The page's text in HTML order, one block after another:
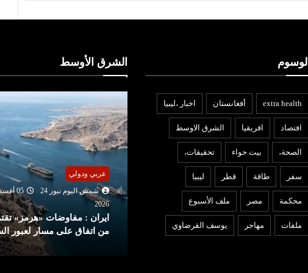
الوسوم
extra health أفغانستان اخبار ،ليبيا
افتصاد افريقيا الشرق الاوسط
الصحة، بيت حواء تحقيقات،
سفر طاقة قطر ليبيا
محكمة مصر ملف الأسبوع
ملفات مهاجر يوسف القرضاوي
الشرق الأوسط
عربي ودولي
شمس اليوم نيوز 24
05 أغسطس
ايران : مفاوضات «هرمز» تقترب
من اتفاق على مسار لعبور السفن
شمس اليوم نيوز 24
05
2026
ترامب يهاجم المصري «عبد
الرحمن السيد» بعد فوزه
ميتشيغان